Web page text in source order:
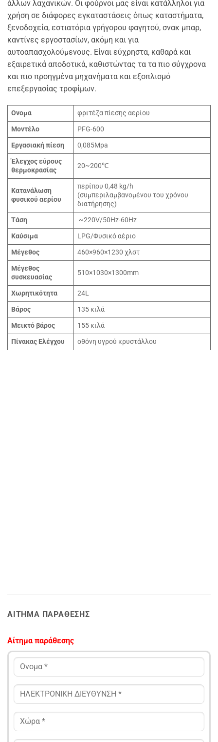
άλλων λαχανικών. Οι φούρνοι μας είναι κατάλληλοι για
χρήση σε διάφορες εγκαταστάσεις όπως καταστήματα,
ξενοδοχεία, εστιατόρια γρήγορου φαγητού, σνακ μπαρ,
καντίνες εργοστασίων, ακόμη και για
αυτοαπασχολούμενους. Είναι εύχρηστα, καθαρά και
εξαιρετικά αποδοτικά, καθιστώντας τα τα πιο σύγχρονα
και πιο προηγμένα μηχανήματα και εξοπλισμό
επεξεργασίας τροφίμων.
Ονομα
φριτέζα πίεσης αερίου
Μοντέλο
PFG-600
Εργασιακή πίεση
0,085Mpa
Έλεγχος εύρους
θερμοκρασίας
20~200℃
Κατανάλωση
φυσικού αερίου
περίπου 0,48 kg/h
(συμπεριλαμβανομένου του χρόνου
διατήρησης)
Τάση
~220V/50Hz-60Hz
Καύσιμα
LPG/Φυσικό αέριο
Μέγεθος
460×960×1230 χλστ
Μέγεθος
συσκευασίας
510×1030×1300mm
Χωρητικότητα
24L
Βάρος
135 κιλά
Μεικτό βάρος
155 κιλά
Πίνακας Ελέγχου
οθόνη υγρού κρυστάλλου
ΑΊΤΗΜΑ ΠΑΡΆΘΕΣΗΣ
Αίτημα παράθεσης